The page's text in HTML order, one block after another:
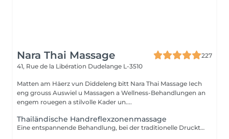
Nara Thai Massage
227
41, Rue de la Libération Dudelange L-3510
Matten am Häerz vun Diddeleng bitt Nara Thai Massage Iech
eng grouss Auswiel u Massagen a Wellness-Behandlungen an
engem rouegen a stilvolle Kader un....
Thailändische Handreflexzonenmassage
Eine entspannende Behandlung, bei der traditionelle Drucktechniken an ausgewählten Punkten der Hände angewendet werden. Ideal für beanspruchte Hände und für Menschen, die viel am Computer arbeiten, schreiben oder mobile Geräte nutzen.